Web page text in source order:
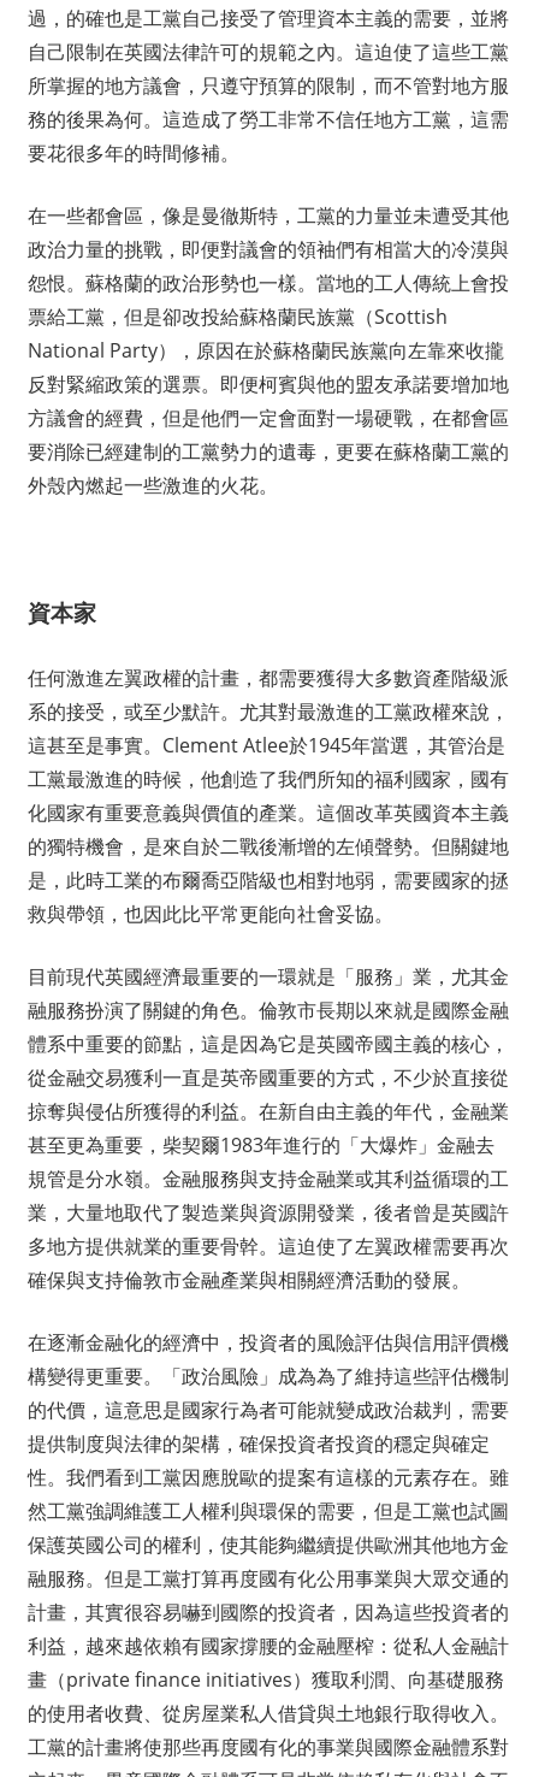
過，的確也是工黨自己接受了管理資本主義的需要，並將
自己限制在英國法律許可的規範之內。這迫使了這些工黨
所掌握的地方議會，只遵守預算的限制，而不管對地方服
務的後果為何。這造成了勞工非常不信任地方工黨，這需
要花很多年的時間修補。
在一些都會區，像是曼徹斯特，工黨的力量並未遭受其他
政治力量的挑戰，即便對議會的領袖們有相當大的冷漠與
怨恨。蘇格蘭的政治形勢也一樣。當地的工人傳統上會投
票給工黨，但是卻改投給蘇格蘭民族黨（Scottish
National Party），原因在於蘇格蘭民族黨向左靠來收攏
反對緊縮政策的選票。即便柯賓與他的盟友承諾要增加地
方議會的經費，但是他們一定會面對一場硬戰，在都會區
要消除已經建制的工黨勢力的遺毒，更要在蘇格蘭工黨的
外殼內燃起一些激進的火花。
資本家
任何激進左翼政權的計畫，都需要獲得大多數資產階級派
系的接受，或至少默許。尤其對最激進的工黨政權來說，
這甚至是事實。Clement Atlee於1945年當選，其管治是
工黨最激進的時候，他創造了我們所知的福利國家，國有
化國家有重要意義與價值的產業。這個改革英國資本主義
的獨特機會，是來自於二戰後漸增的左傾聲勢。但關鍵地
是，此時工業的布爾喬亞階級也相對地弱，需要國家的拯
救與帶領，也因此比平常更能向社會妥協。
目前現代英國經濟最重要的一環就是「服務」業，尤其金
融服務扮演了關鍵的角色。倫敦市長期以來就是國際金融
體系中重要的節點，這是因為它是英國帝國主義的核心，
從金融交易獲利一直是英帝國重要的方式，不少於直接從
掠奪與侵佔所獲得的利益。在新自由主義的年代，金融業
甚至更為重要，柴契爾1983年進行的「大爆炸」金融去
規管是分水嶺。金融服務與支持金融業或其利益循環的工
業，大量地取代了製造業與資源開發業，後者曾是英國許
多地方提供就業的重要骨幹。這迫使了左翼政權需要再次
確保與支持倫敦市金融產業與相關經濟活動的發展。
在逐漸金融化的經濟中，投資者的風險評估與信用評價機
構變得更重要。「政治風險」成為為了維持這些評估機制
的代價，這意思是國家行為者可能就變成政治裁判，需要
提供制度與法律的架構，確保投資者投資的穩定與確定
性。我們看到工黨因應脫歐的提案有這樣的元素存在。雖
然工黨強調維護工人權利與環保的需要，但是工黨也試圖
保護英國公司的權利，使其能夠繼續提供歐洲其他地方金
融服務。但是工黨打算再度國有化公用事業與大眾交通的
計畫，其實很容易嚇到國際的投資者，因為這些投資者的
利益，越來越依賴有國家撐腰的金融壓榨：從私人金融計
畫（private finance initiatives）獲取利潤、向基礎服務
的使用者收費、從房屋業私人借貸與土地銀行取得收入。
工黨的計畫將使那些再度國有化的事業與國際金融體系對